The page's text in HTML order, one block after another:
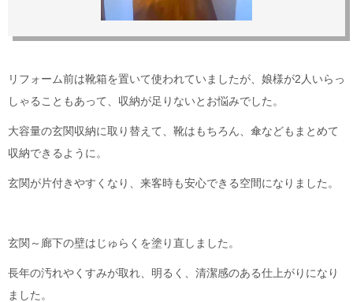
リフォーム前は靴箱を置いて使われていましたが、娘様が2人いらっ
しゃることもあって、収納が足りないとお悩みでした。
大容量の玄関収納に取り替えて、靴はもちろん、傘などもまとめて
収納できるように。
玄関が片付きやすくなり、来客時も安心できる空間になりました。
玄関～廊下の壁はじゅらくを塗り直しました。
長年の汚れやくすみが取れ、明るく、清潔感のある仕上がりになり
ました。